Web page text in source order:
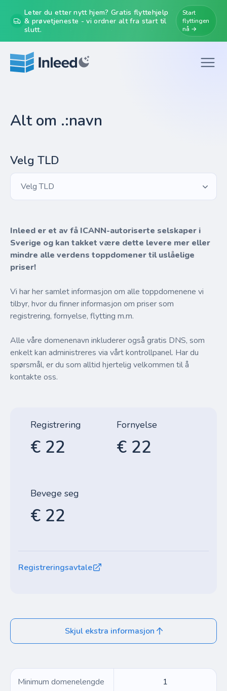
Leter du etter nytt hjem? Gratis flyttehjelp
& prøvetjeneste - vi ordner alt fra start til
slutt.
Start
flyttingen
nå →
Alt om .:navn
Velg TLD
Velg TLD
Inleed er et av få ICANN-autoriserte selskaper i
Sverige og kan takket være dette levere mer eller
mindre alle verdens toppdomener til uslåelige
priser!
Vi har her samlet informasjon om alle toppdomenene vi
tilbyr, hvor du finner informasjon om priser som
registrering, fornyelse, flytting m.m.
Alle våre domenenavn inkluderer også gratis DNS, som
enkelt kan administreres via vårt kontrollpanel. Har du
spørsmål, er du som alltid hjertelig velkommen til å
kontakte oss.
Registrering
€ 22
Fornyelse
€ 22
Bevege seg
€ 22
Registreringsavtale
Skjul ekstra informasjon
Minimum domenelengde 1